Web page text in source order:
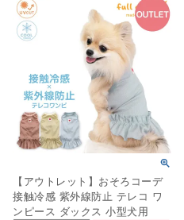
【アウトレット】おそろコーデ
接触冷感 紫外線防止 テレコ ワ
ンピース ダックス 小型犬用